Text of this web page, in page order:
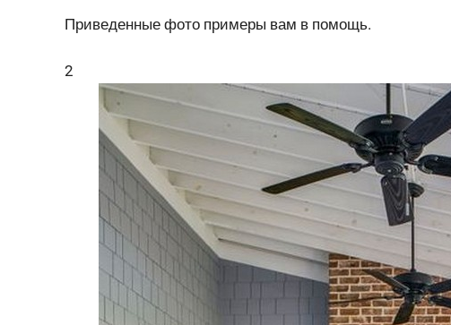
Приведенные фото примеры вам в помощь.
2